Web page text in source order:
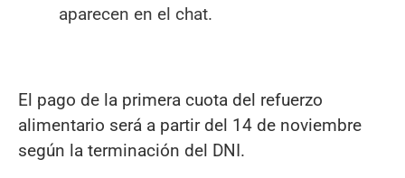
aparecen en el chat.
El pago de la primera cuota del refuerzo
alimentario será a partir del 14 de noviembre
según la terminación del DNI.